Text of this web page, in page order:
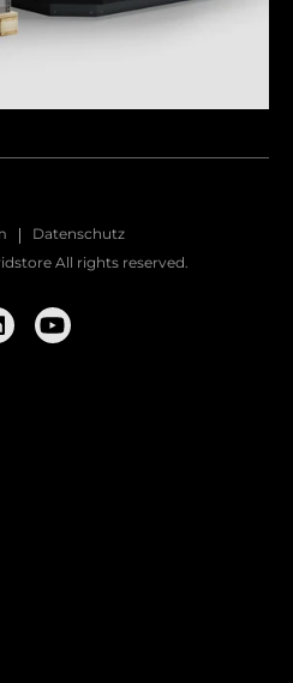
Datenschutz
All rights reserved.